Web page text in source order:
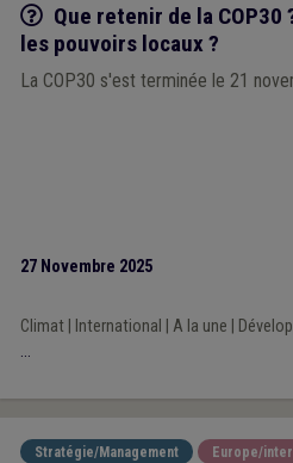
Q/R
Que retenir de la COP30
les pouvoirs locaux ?
La COP30 s'est terminée le 21
27 Novembre 2025
Climat| International A la une
...
Stratégie/Management Europe/